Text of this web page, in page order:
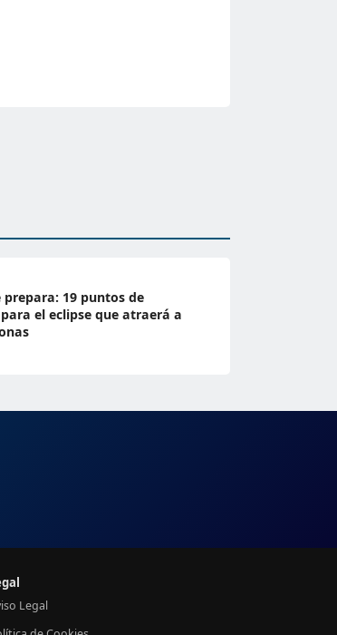
prepara: 19 puntos de
el eclipse que atraerá a
Legal